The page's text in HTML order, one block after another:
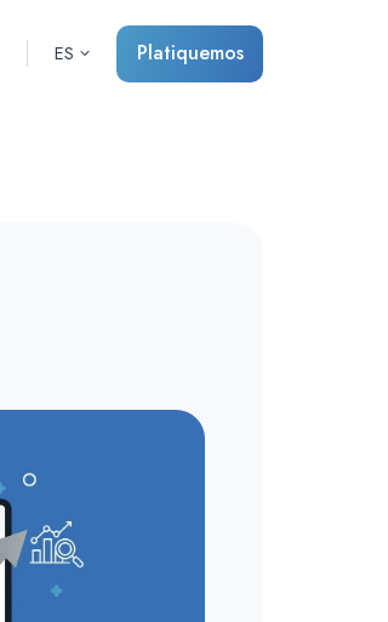
ES Platiquemos